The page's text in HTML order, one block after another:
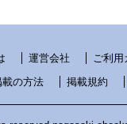
運営会社 ご利用
載の方法 掲載規約